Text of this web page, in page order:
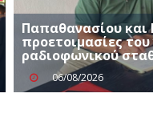
Παπαθανασίου και
προετοιμασίες
ραδιοφωνικού
06/08/2026